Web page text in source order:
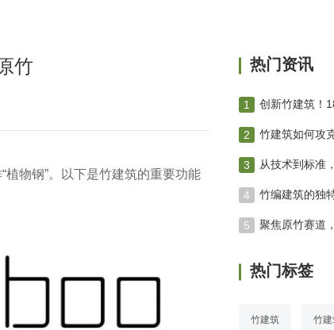
竹
物钢”。以下是竹建筑的重要功能
热门资讯
热门标签
竹建筑 竹